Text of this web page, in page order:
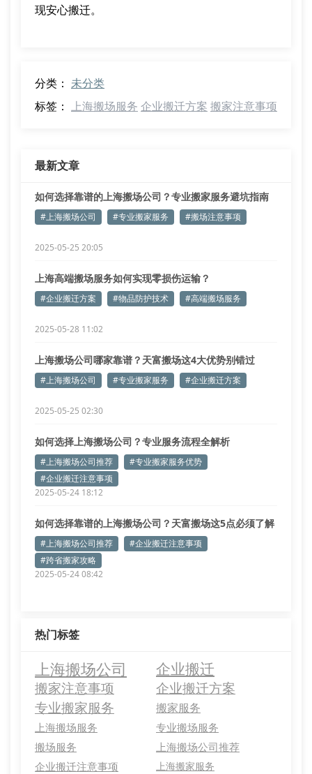
现安心搬迁。
分类： 未分类
标签： 上海搬场服务 企业搬迁方案 搬家注意事项
最新文章
如何选择靠谱的上海搬场公司？专业搬家服务避坑指南
#上海搬场公司 #专业搬家服务 #搬场注意事项
2025-05-25 20:05
上海高端搬场服务如何实现零损伤运输？
#企业搬迁方案 #物品防护技术 #高端搬场服务
2025-05-28 11:02
上海搬场公司哪家靠谱？天富搬场这4大优势别错过
#上海搬场公司 #专业搬家服务 #企业搬迁方案
2025-05-25 02:30
如何选择上海搬场公司？专业服务流程全解析
#上海搬场公司推荐
#专业搬家服务优势
#企业搬迁注意事项
2025-05-24 18:12
如何选择靠谱的上海搬场公司？天富搬场这5点必须了解
#上海搬场公司推荐
#企业搬迁注意事项
#跨省搬家攻略
2025-05-24 08:42
热门标签
上海搬场公司 企业搬迁
搬家注意事项 企业搬迁方案
专业搬家服务
搬家服务
上海搬场服务
专业搬场服务
搬场服务
上海搬场公司推荐
企业搬迁注意事项
上海搬家服务